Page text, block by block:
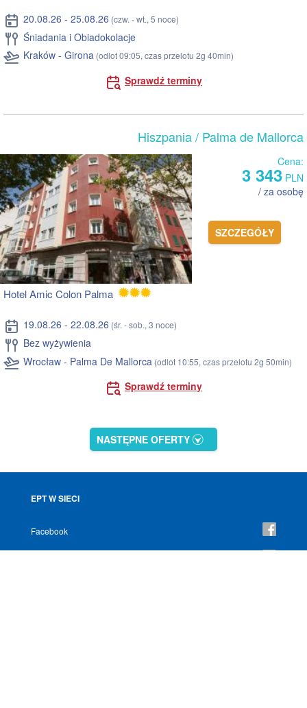
20.08.26 - 25.08.26 (czw. - wt., 5 noce)
Śniadania i Obiadokolacje
Kraków - Girona (odlot 09:05, czas przelotu 2g 40min)
Sprawdź terminy
Hiszpania/ Palma de Mallorca
Cena:
3 343 PLN
/ za osobę
SZCZEGÓŁY
Hotel Amic Colon Palma
19.08.26 - 22.08.26 (śr. - sob., 3 noce)
Bez wyżywienia
Wrocław - Palma De Mallorca (odlot 10:55, czas przelotu 2g 50min)
Sprawdź terminy
NASTĘPNE OFERTY
EPT W SIECI
Facebook